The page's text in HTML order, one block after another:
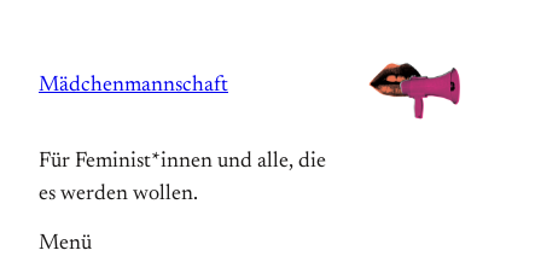
springen
Mädchenmannschaft
Für Feminist*innen und alle, die
es werden wollen.
Menü